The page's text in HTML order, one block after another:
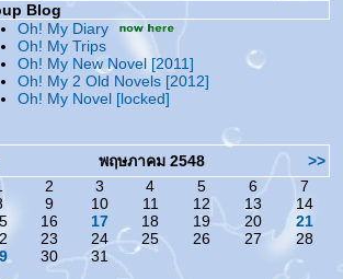
Blog
Oh! My Diary
Oh! My Trips
Oh! My New Novel [2011]
Oh! My 2 Old Novels [2012]
Oh! My Novel [locked]
พฤษภาคม 2548
>>
2 3 4 5 6
7
9 10 11 12 13
14
16 17 18 19 20
21
23 24 25 26 27
28
30 31